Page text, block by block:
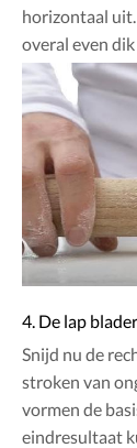
horizontaal
overal even dik
4. De lap
Snijd nu de
stroken van
vormen de
eindresultaat